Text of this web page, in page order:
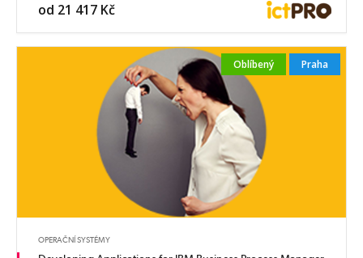
od 21 417 Kč
Oblíbený Praha
OPERAČNÍ SYSTÉMY